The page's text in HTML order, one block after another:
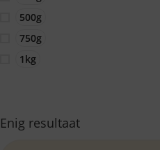
500g
750g
1kg
Enig resultaat